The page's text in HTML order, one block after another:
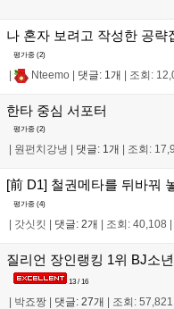
나 혼자 보려고 작성한 공략
평가중 (2)
| Nteemo | 댓글: 1개 | 조회:
한타 중심 서포터
평가중 (2)
원펀치강냉 댓글: 1개 조회:
[前 D1] 철권메타를 뒤바꿔
평가중 (4)
| 갓싯킷 | 댓글: 2개 | 조회: 40,108 |
질리언 장인랭킹 1위 BJ소
13 / 16
| 박죠짱 | 댓글: 27개 | 조회: 57,821